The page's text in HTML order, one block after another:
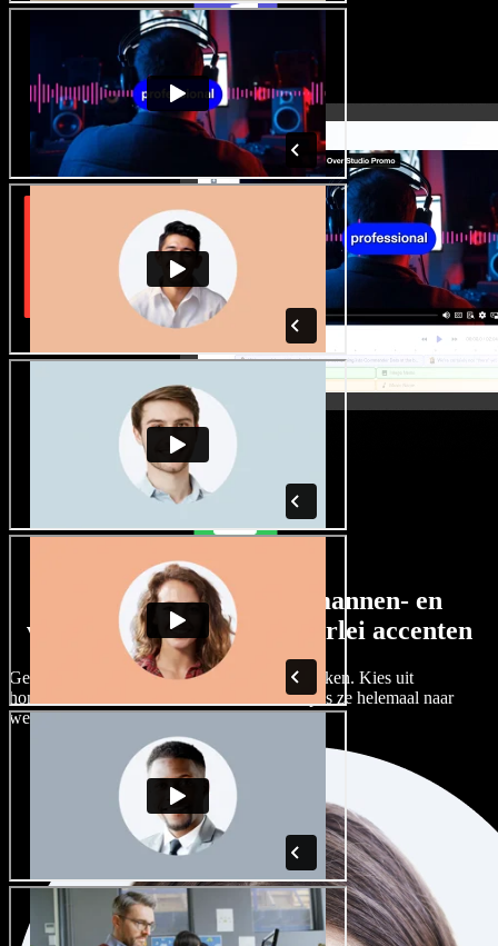
Een ruim aanbod aan mannen- en
vrouwenstemmen met allerlei accenten
Geen twee projecten hoeven hetzelfde te klinken. Kies uit
honderden AI-stemacteurs en accenten, en pas ze helemaal naar
wens aan.